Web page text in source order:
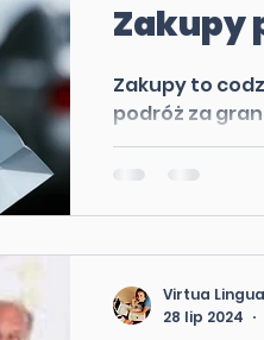
Zakupy
Zakupy to
podróż za
Virtua Lingua
28 lip 2024